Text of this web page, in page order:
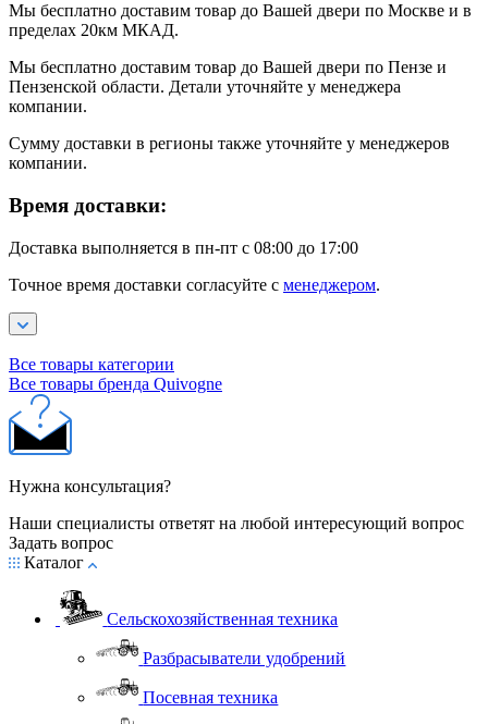
Мы бесплатно доставим товар до Вашей двери по Москве и в
пределах 20км МКАД.
Мы бесплатно доставим товар до Вашей двери по Пензе и
Пензенской области. Детали уточняйте у менеджера
компании.
Сумму доставки в регионы также уточняйте у менеджеров
компании.
Время доставки:
Доставка выполняется в пн-пт с 08:00 до 17:00
Точное время доставки согласуйте с менеджером.
Все товары категории
Все товары бренда Quivogne
Нужна консультация?
Наши специалисты ответят на любой интересующий вопрос
Задать вопрос
Каталог
Сельскохозяйственная техника
Разбрасыватели удобрений
Посевная техника